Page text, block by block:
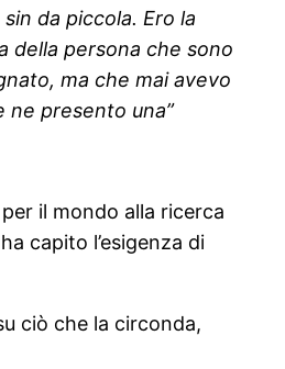
da piccola. Ero la
della persona che sono
ma che mai avevo
ne presento una”
il mondo alla ricerca
capito l’esigenza di
ciò che la circonda,